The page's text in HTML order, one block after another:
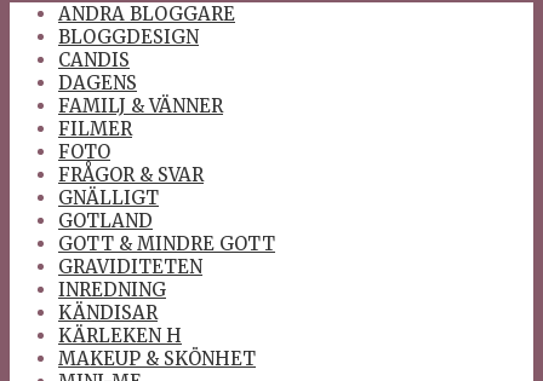
ANDRA BLOGGARE
BLOGGDESIGN
CANDIS
DAGENS
FAMILJ & VÄNNER
FILMER
FOTO
FRÅGOR & SVAR
GNÄLLIGT
GOTLAND
GOTT & MINDRE GOTT
GRAVIDITETEN
INREDNING
KÄNDISAR
KÄRLEKEN H
MAKEUP & SKÖNHET